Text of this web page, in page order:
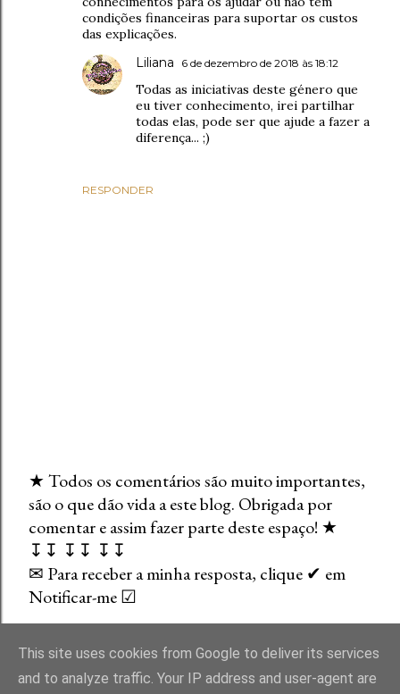
condições financeiras para suportar os custos
das explicações.
RESPONDER
Liliana 6 de dezembro de 2018 às 18:12
Todas as iniciativas deste género que
eu tiver conhecimento, irei partilhar
todas elas, pode ser que ajude a fazer a
diferença... ;)
E
n
v
i
a
r
u
m
★ Todos os comentários são muito importantes,
são o que dão vida a este blog. Obrigada por
comentar e assim fazer parte deste espaço! ★
↧↧ ↧↧ ↧↧
✉ Para receber a minha resposta, clique ✔ em
Notificar-me ☑
This site uses cookies from Google to deliver its services
and to analyze traffic. Your IP address and user-agent are